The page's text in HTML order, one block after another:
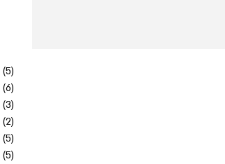
(5)
(6)
(3)
(2)
(5)
(5)